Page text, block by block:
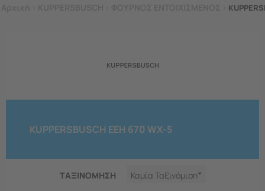
KUPPERSBUSCH EEH 670 WX-5
ΤΑΞΙΝΟΜΗΣΗ Καμία Ταξινόμιση